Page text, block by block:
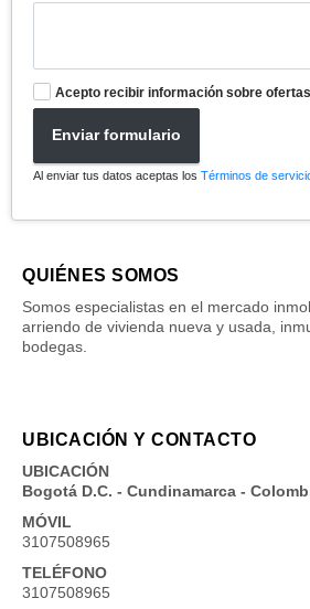
Acepto recibir información sobre
Enviar formulario
Al enviar tus datos aceptas los Términos de
QUIÉNES SOMOS
Somos especialistas en el mercado
arriendo de vivienda nueva y usada,
bodegas.
UBICACIÓN Y CONTACTO
UBICACIÓN
Bogotá D.C. - Cundinamarca -
MÓVIL
3107508965
TELÉFONO
3107508965